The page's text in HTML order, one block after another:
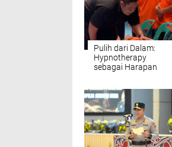
Pulih dari Dalam:
Hypnotherapy
sebagai Harapan
Medan